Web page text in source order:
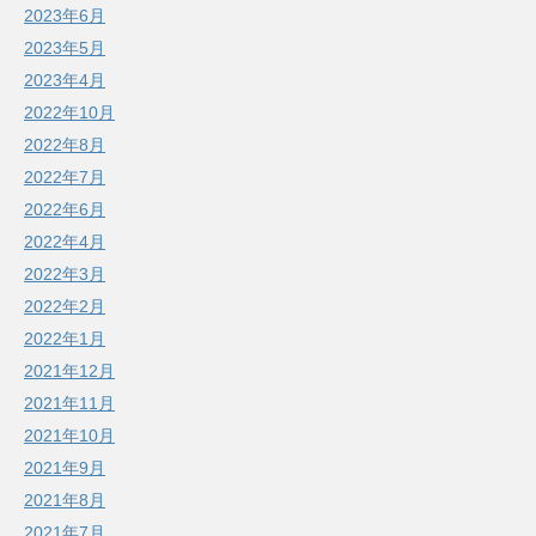
2023年6月
2023年5月
2023年4月
2022年10月
2022年8月
2022年7月
2022年6月
2022年4月
2022年3月
2022年2月
2022年1月
2021年12月
2021年11月
2021年10月
2021年9月
2021年8月
2021年7月